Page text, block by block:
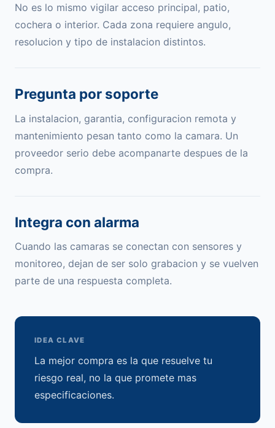
No es lo mismo vigilar acceso principal, patio,
cochera o interior. Cada zona requiere angulo,
resolucion y tipo de instalacion distintos.
Pregunta por soporte
La instalacion, garantia, configuracion remota y
mantenimiento pesan tanto como la camara. Un
proveedor serio debe acompanarte despues de la
compra.
Integra con alarma
Cuando las camaras se conectan con sensores y
monitoreo, dejan de ser solo grabacion y se vuelven
parte de una respuesta completa.
IDEA CLAVE
La mejor compra es la que resuelve tu
riesgo real, no la que promete mas
especificaciones.